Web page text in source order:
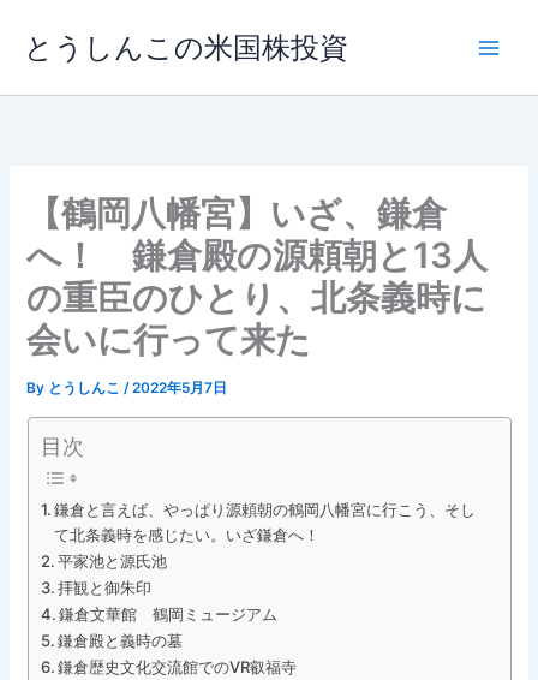
ス
とうしんこの米国株投資
【鶴岡八幡宮】いざ、鎌倉
へ！ 鎌倉殿の源頼朝と13人
の重臣のひとり、北条義時に
会いに行って来た
By とうしんこ/2022年5月7日
目次
鎌倉と言えば、やっぱり源頼朝の鶴岡八幡宮に行こう、そし
て北条義時を感じたい。いざ鎌倉へ！
平家池と源氏池
拝観と御朱印
鎌倉文華館 鶴岡ミュージアム
鎌倉殿と義時の墓
鎌倉歴史文化交流館でのVR叡福寺